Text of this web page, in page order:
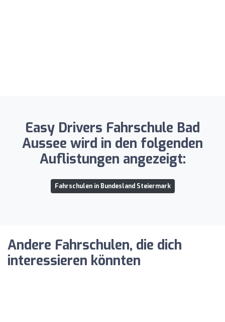
Easy Drivers Fahrschule Bad
Aussee wird in den folgenden
Auflistungen angezeigt:
Fahrschulen in Bundesland Steiermark
Andere Fahrschulen, die dich
interessieren könnten